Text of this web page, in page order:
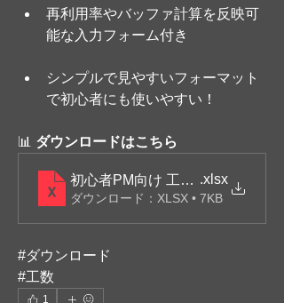
再利用率やバッファ計算を反映可
能な入力フォーム付き
シンプルで見やすいフォーマット
で初心者にも使いやすい！
📊 ダウンロードはこちら
初心者PM向け 工数算出サポー
.xlsx
ダウンロード：XLSX • 7KB
#ダウンロード
#工数
1